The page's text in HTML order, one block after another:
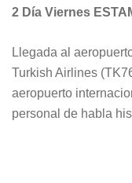
2 Día Viernes
Llegada al
Turkish Airlines
aeropuerto
personal de habla